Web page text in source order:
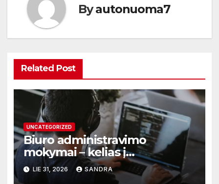
Byautonuoma7
Related Post
UNCATEGORIZED
Biuro administravimo
mokymai – kelias į
profesionalų ir efektyvų
darbą
LIE 31, 2026 SANDRA